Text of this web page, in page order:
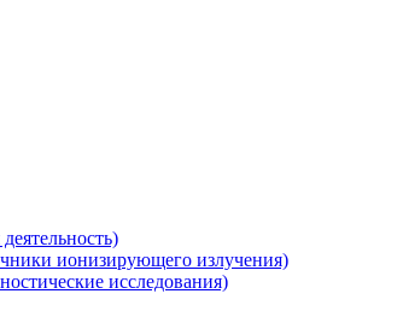
ионизирующего излучения)
исследования)